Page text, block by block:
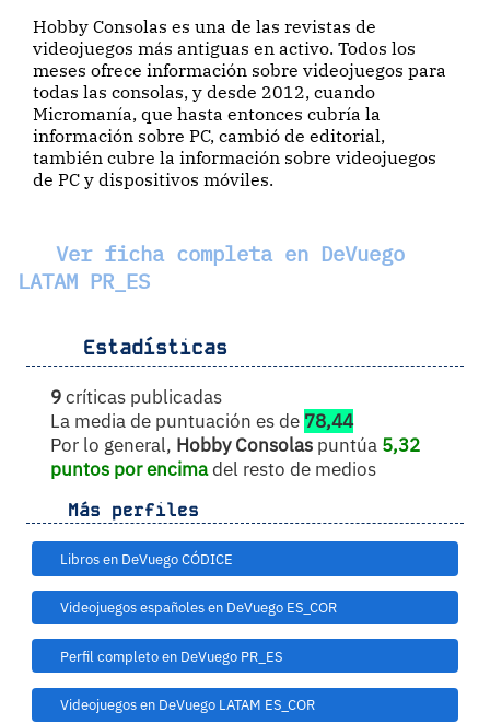
Hobby Consolas es una de las revistas de
videojuegos más antiguas en activo. Todos los
meses ofrece información sobre videojuegos para
todas las consolas, y desde 2012, cuando
Micromanía, que hasta entonces cubría la
información sobre PC, cambió de editorial,
también cubre la información sobre videojuegos
de PC y dispositivos móviles.
Ver ficha completa en DeVuego
LATAM PR_ES
Estadísticas
9críticas publicadas
La media de puntuación es de 78,44
Por lo general, Hobby Consolas puntúa 5,32
puntos por encimadel resto de medios
Más perfiles
Libros en DeVuego CÓDICE
Videojuegos españoles en DeVuego ES_COR
Perfil completo en DeVuego PR_ES
Videojuegos en DeVuego LATAM ES_COR